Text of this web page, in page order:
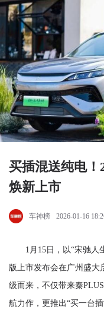
买插混送纯电！
焕新上市
车神榜 2026-01-16
1月15日，以“宋驰人
版上市发布会在广州盛大
级而来，不仅带来秦
航力作，更推出“买一台